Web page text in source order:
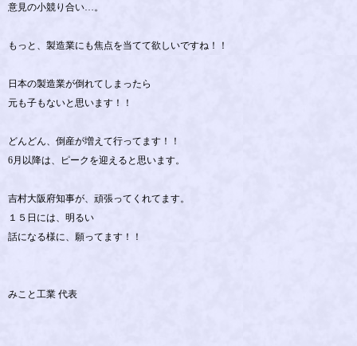
意見の小競り合い…。
もっと、製造業にも焦点を当てて欲しいですね！！
日本の製造業が倒れてしまったら
元も子もないと思います！！
どんどん、倒産が増えて行ってます！！
6月以降は、ピークを迎えると思います。
吉村大阪府知事が、頑張ってくれてます。
１５日には、明るい
話になる様に、願ってます！！
みこと工業 代表